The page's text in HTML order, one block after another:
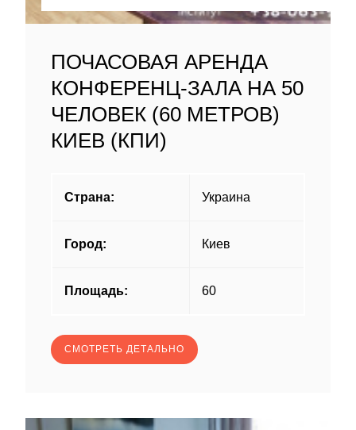
ПОЧАСОВАЯ АРЕНДА
КОНФЕРЕНЦ-ЗАЛА НА 50
ЧЕЛОВЕК (60 МЕТРОВ)
КИЕВ (КПИ)
Страна: Украина
Город: Киев
Площадь: 60
СМОТРЕТЬ ДЕТАЛЬНО